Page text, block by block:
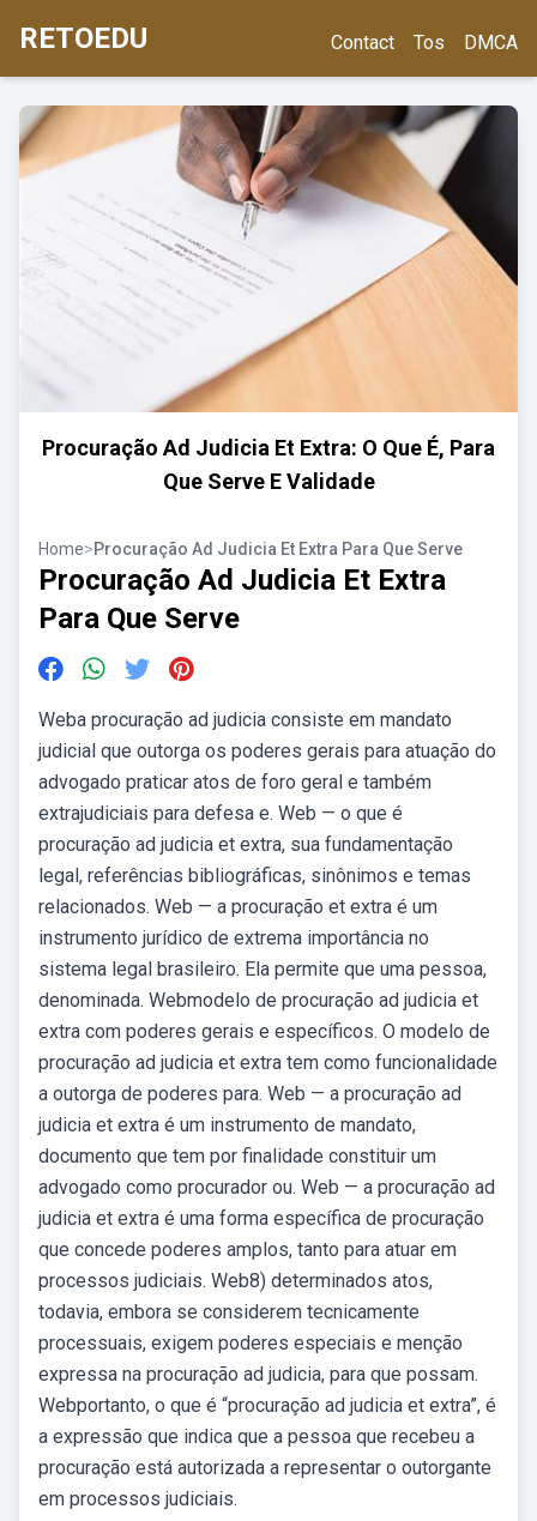
RETOEDU Contact Tos DMCA
Procuração Ad Judicia Et Extra: O Que É, Para
Que Serve E Validade
Home>Procuração Ad Judicia Et Extra Para Que Serve
Procuração Ad Judicia Et Extra
Para Que Serve
Weba procuração ad judicia consiste em mandato
judicial que outorga os poderes gerais para atuação do
advogado praticar atos de foro geral e também
extrajudiciais para defesa e. Web — o que é
procuração ad judicia et extra, sua fundamentação
legal, referências bibliográficas, sinônimos e temas
relacionados. Web — a procuração et extra é um
instrumento jurídico de extrema importância no
sistema legal brasileiro. Ela permite que uma pessoa,
denominada. Webmodelo de procuração ad judicia et
extra com poderes gerais e específicos. O modelo de
procuração ad judicia et extra tem como funcionalidade
a outorga de poderes para. Web — a procuração ad
judicia et extra é um instrumento de mandato,
documento que tem por finalidade constituir um
advogado como procurador ou. Web — a procuração ad
judicia et extra é uma forma específica de procuração
que concede poderes amplos, tanto para atuar em
processos judiciais. Web8) determinados atos,
todavia, embora se considerem tecnicamente
processuais, exigem poderes especiais e menção
expressa na procuração ad judicia, para que possam.
Webportanto, o que é “procuração ad judicia et extra”, é
a expressão que indica que a pessoa que recebeu a
procuração está autorizada a representar o outorgante
em processos judiciais.